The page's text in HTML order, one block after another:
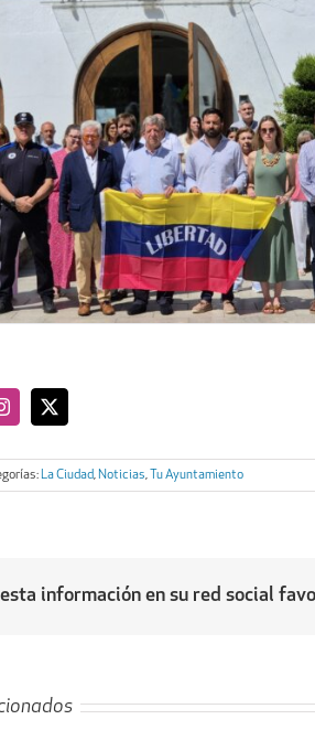
La Ciudad, Noticias, Tu Ayuntamiento
esta información en su red social